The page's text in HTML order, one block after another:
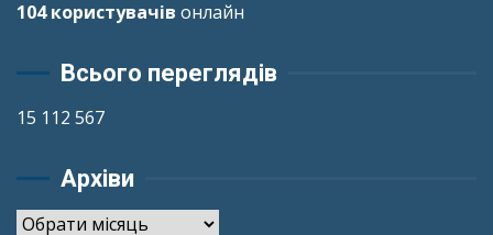
104 користувачів онлайн
Всього переглядів
15 112 567
Архіви
Архіви